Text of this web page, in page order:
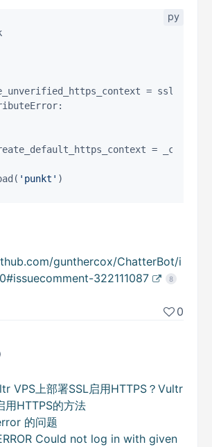
=
'punkt'
gunthercox/ChatterBot/i
322111087
8
0
VPS上部署SSL启用HTTPS？Vultr
用HTTPS的方法
的问题
Could not log in with given